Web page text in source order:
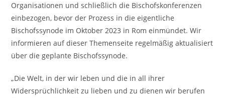
Organisationen und schließlich die Bischofskonferenzen
einbezogen, bevor der Prozess in die eigentliche
Bischofssynode im Oktober 2023 in Rom einmündet. Wir
informieren auf dieser Themenseite regelmäßig aktualisiert
über die geplante Bischofssynode.
„Die Welt, in der wir leben und die in all ihrer
Widersprüchlichkeit zu lieben und zu dienen wir berufen